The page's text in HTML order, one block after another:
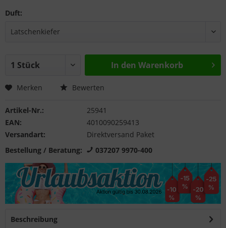
Duft:
In den Warenkorb
Merken Bewerten
Artikel-Nr.:
25941
EAN:
4010090259413
Versandart:
Direktversand Paket
Bestellung / Beratung:
037207 9970-400
Beschreibung